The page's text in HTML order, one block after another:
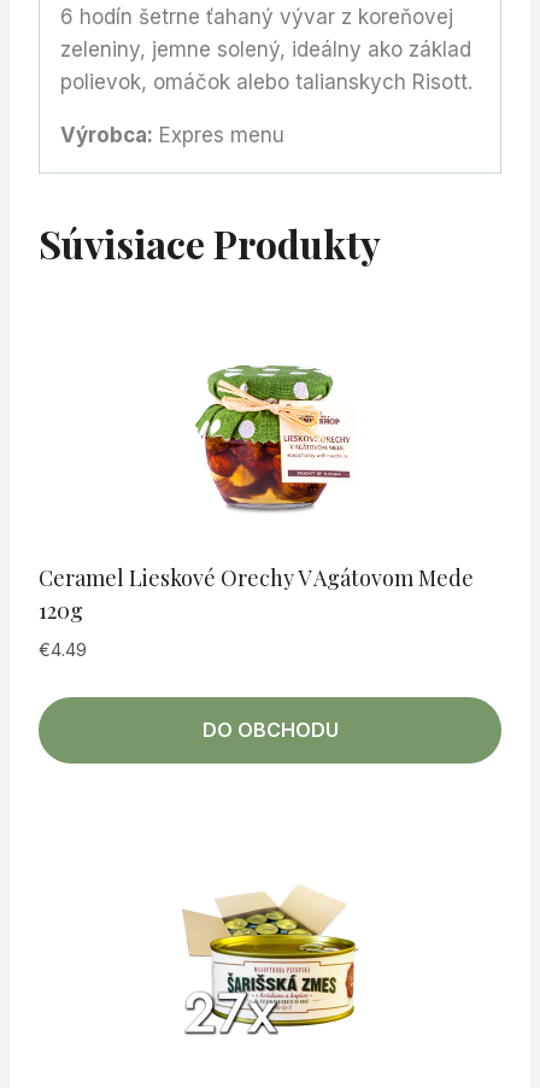
6 hodín šetrne ťahaný vývar z koreňovej
zeleniny, jemne solený, ideálny ako základ
polievok, omáčok alebo talianskych Risott.
Výrobca: Expres menu
Súvisiace Produkty
Ceramel Lieskové Orechy V Agátovom Mede
120g
€4.49
DO OBCHODU